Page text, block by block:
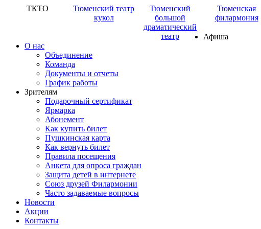
ТКТО
Тюменский театр
кукол
Тюменский
большой
драматический
театр
Тюменская
филармония
Афиша
О нас
Объединение
Команда
Документы и отчеты
График работы
Зрителям
Подарочный сертификат
Ярмарка
Абонемент
Как купить билет
Пушкинская карта
Как вернуть билет
Правила посещения
Анкета для опроса граждан
Защита детей в интернете
Союз друзей Филармонии
Часто задаваемые вопросы
Новости
Акции
Контакты